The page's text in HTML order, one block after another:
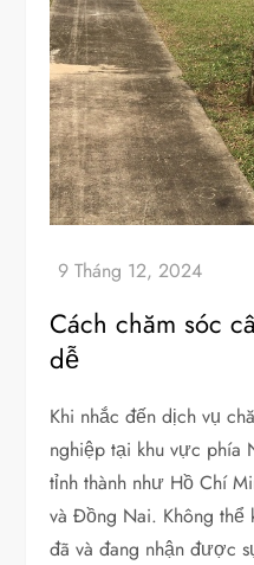
Cách chăm sóc
dễ
Khi nhắc đến dịch vụ
nghiệp tại khu vực phía
tỉnh thành như Hồ Chí
và Đồng Nai. Không
đã và đang nhận được